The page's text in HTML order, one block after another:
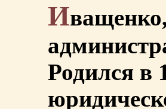
И
Родился в